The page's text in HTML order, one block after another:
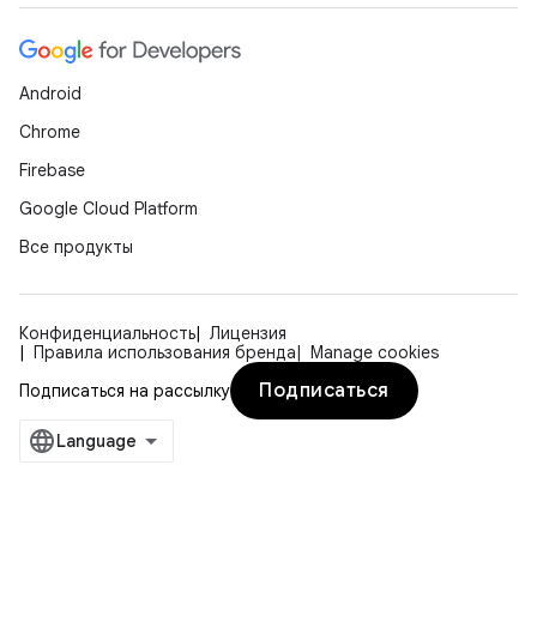
Android
Chrome
Firebase
Google Cloud Platform
Все продукты
Конфиденциальность
Лицензия
Правила использования бренда
Manage cookies
Подписаться на рассылку
Подписаться